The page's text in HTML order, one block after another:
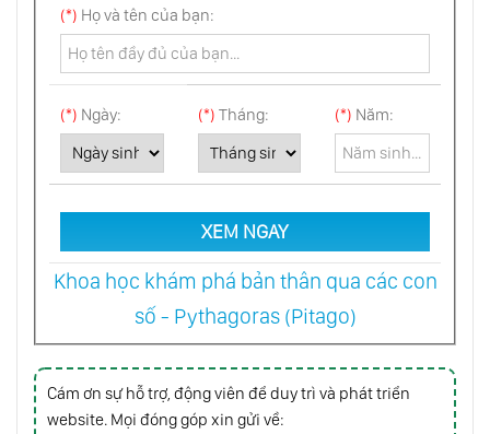
Học Cách Cười Như Trẻ Thơ
Khả Năng Khôi Hài Bên Ngoài Tâm Trí
Chính Trị Của Con Số
(*) Họ và tên của bạn:
(*) Ngày: (*) Tháng: (*) Năm:
XEM NGAY
Khoa học khám phá bản thân qua các con
số - Pythagoras (Pitago)
Cám ơn sự hỗ trợ, động viên để duy trì và phát triển
website. Mọi đóng góp xin gửi về: